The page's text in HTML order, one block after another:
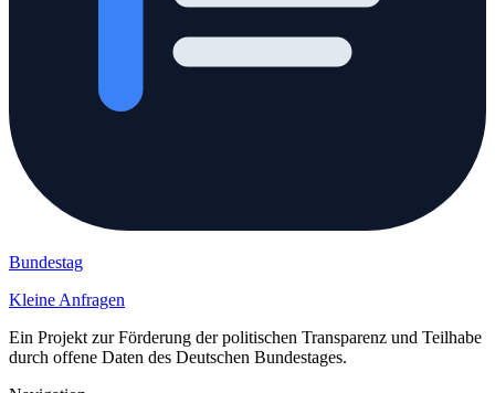
Bundestag
Kleine Anfragen
Ein Projekt zur Förderung der politischen Transparenz und Teilhabe
durch offene Daten des Deutschen Bundestages.